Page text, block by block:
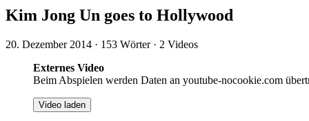
Kim Jong Un goes to Hollywood
20. Dezember 2014 · 153 Wörter · 2 Videos
Externes Video
Beim Abspielen werden Daten an youtube-nocookie.com
Video laden